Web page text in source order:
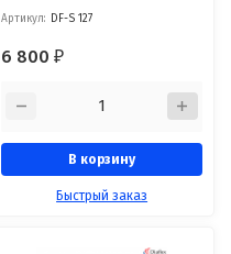
Артикул: DF-S 127
6 800₽
В корзину
Быстрый заказ